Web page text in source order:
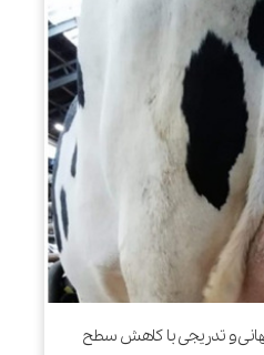
و تدریجی با کاهش سطح